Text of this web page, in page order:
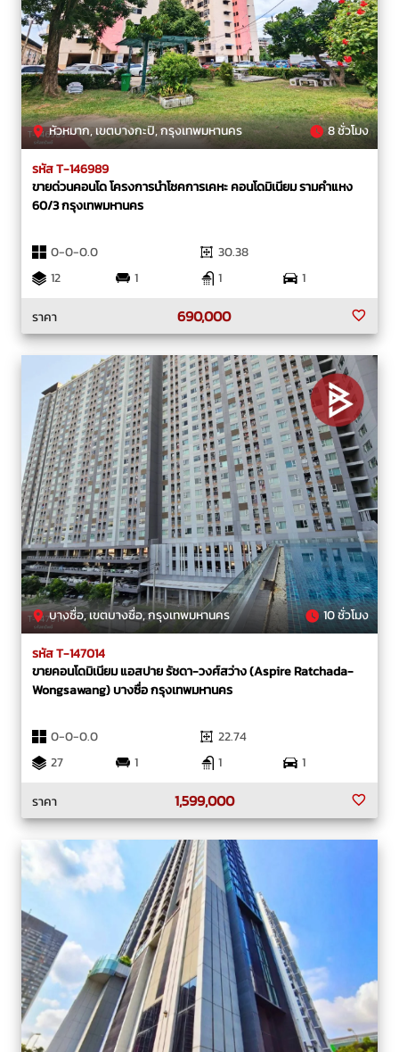
หัวหมาก, เขตบางกะปิ, กรุงเทพมหานคร 8 ชั่วโมง
รหัส T-146989
ขายด่วนคอนโด โครงการนำโชคการเคหะ คอนโดมิเนียม รามคำแหง
60/3 กรุงเทพมหานคร
0-0-0.0
30.38
12
1 1
1
ราคา
690,000
บางซื่อ, เขตบางซื่อ, กรุงเทพมหานคร 10 ชั่วโมง
รหัส T-147014
ขายคอนโดมิเนียม แอสปาย รัชดา-วงศ์สว่าง (Aspire Ratchada-
Wongsawang) บางซื่อ กรุงเทพมหานคร
0-0-0.0
22.74
27
1 1
1
ราคา
1,599,000